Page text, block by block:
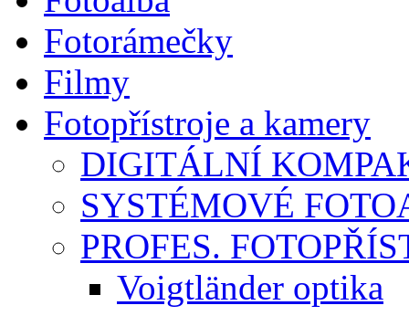
Fotorámečky
Filmy
Fotopřístroje a kamery
DIGITÁLNÍ
SYSTÉMOVÉ
PROFES.
Voigtländer optika